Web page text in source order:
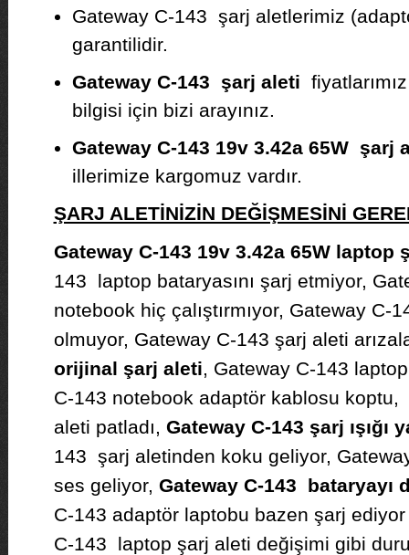
Gateway C-143 şarj aletlerimiz
garantilidir.
Gateway C-143 şarj aleti
bilgisi için bizi arayınız.
Gateway C-143 19v 3.42a 65W şarj
illerimize kargomuz vardır.
ŞARJ ALETİNİZİN DEĞİŞMESİNİ
Gateway C-143 19v 3.42a 65W laptop
143 laptop bataryasını şarj etmiyor,
notebook hiç çalıştırmıyor, Gateway C-
olmuyor, Gateway C-143 şarj aleti
orijinal şarj aleti, Gateway C-143
C-143 notebook adaptör kablosu
aleti patladı, Gateway C-143 şarj ışığı
143 şarj aletinden koku geliyor,
ses geliyor, Gateway C-143 bataryayı
C-143 adaptör laptobu bazen şarj
C-143 laptop şarj aleti değişimi gibi